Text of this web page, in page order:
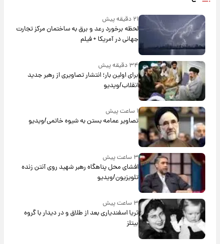
۲۱ دقیقه پیش
لحظه برخورد رعد و برق به ساختمان مرکز تجارت
جهانی در آمریکا + فیلم
۳۴ دقیقه پیش
برای اولین بار؛ انتشار تصاویری از رهبر جدید
انقلاب/ویدیو
۱ ساعت پیش
تصاویر عمامه بستن به شیوه خاتمی/ویدیو
۳ ساعت پیش
افشای محل پناهگاه‌ رهبر شهید روی آنتن زنده
تلویزیون/ویدیو
۳ ساعت پیش
ثریا اسفندیاری بعد از طلاق و در دیدار با گروه
بیتلز